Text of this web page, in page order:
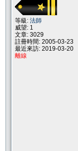
等級: 法師
威望: 1
文章: 3029
註冊時間: 2005-03-23
最近來訪: 2019-03-20
離線